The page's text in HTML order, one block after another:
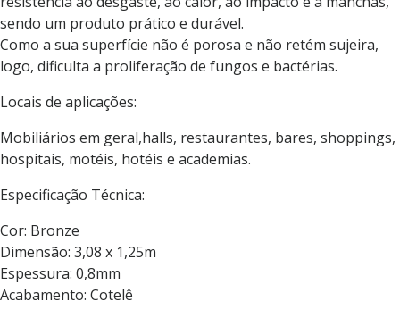
sendo um produto prático e durável.
Como a sua superfície não é porosa e não retém sujeira,
logo, dificulta a proliferação de fungos e bactérias.
Locais de aplicações:
Mobiliários em geral,halls, restaurantes, bares, shoppings,
hospitais, motéis, hotéis e academias.
Especificação Técnica:
Cor: Bronze
Dimensão: 3,08 x 1,25m
Espessura: 0,8mm
Acabamento: Cotelê